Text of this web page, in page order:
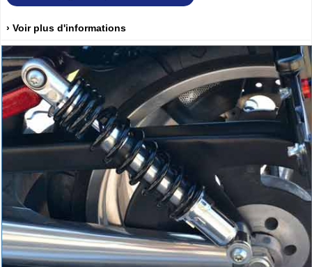
› Voir plus d'informations